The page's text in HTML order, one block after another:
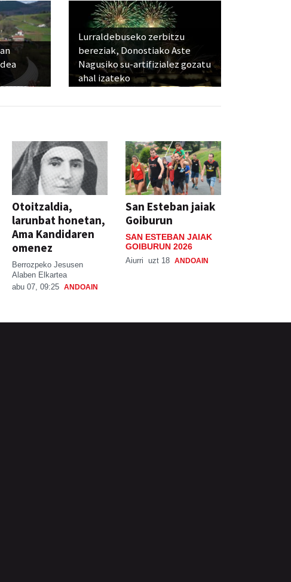
Lurraldebuseko zerbitzu
bereziak, Donostiako Aste
Nagusiko su-artifizialez gozatu
ahal izateko
Otoitzaldia,
larunbat honetan,
Ama Kandidaren
omenez
Berrozpeko Jesusen
Alaben Elkartea
abu 07, 09:25 ANDOAIN
San Esteban jaiak
Goiburun
SAN ESTEBAN JAIAK
GOIBURUN 2026
Aiurri uzt 18 ANDOAIN